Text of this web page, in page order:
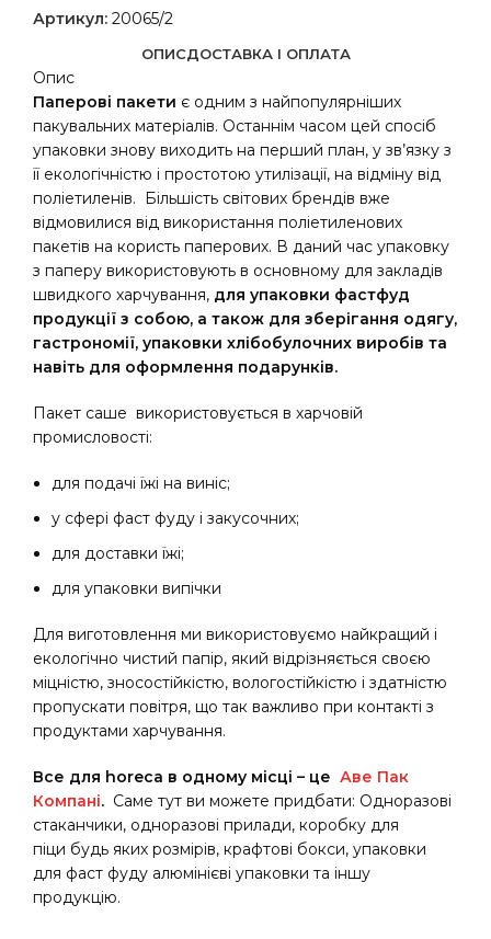
Артикул: 20065/2
ОПИСДОСТАВКА І ОПЛАТА
Опис
Паперові пакети є одним з найпопулярніших
пакувальних матеріалів. Останнім часом цей спосіб
упаковки знову виходить на перший план, у зв’язку з
її екологічністю і простотою утилізації, на відміну від
поліетиленів. Більшість світових брендів вже
відмовилися від використання поліетиленових
пакетів на користь паперових. В даний час упаковку
з паперу використовують в основному для закладів
швидкого харчування, для упаковки фастфуд
продукції з собою, а також для зберігання одягу,
гастрономії, упаковки хлібобулочних виробів та
навіть для оформлення подарунків.
Пакет саше використовується в харчовій
промисловості:
для подачі їжі на виніс;
у сфері фаст фуду і закусочних;
для доставки їжі;
для упаковки випічки
Для виготовлення ми використовуємо найкращий і
екологічно чистий папір, який відрізняється своєю
міцністю, зносостійкістю, вологостійкістю і здатністю
пропускати повітря, що так важливо при контакті з
продуктами харчування.
Все для horeca в одному місці – це Аве Пак
Компані. Саме тут ви можете придбати: Одноразові
стаканчики, одноразові прилади, коробку для
піци будь яких розмірів, крафтові бокси, упаковки
для фаст фуду алюмінієві упаковки та іншу
продукцію.